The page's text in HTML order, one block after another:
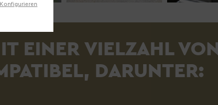
EINER VIELZAHL VON
DARUNTER:
Konfigurieren